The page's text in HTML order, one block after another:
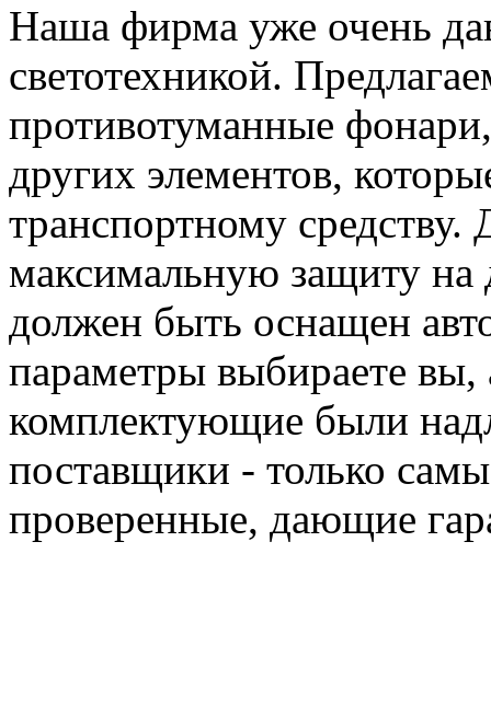
Наша фирма уже очень
светотехникой.
противотуманные
других элементов,
транспортному средству.
максимальную защиту на
должен быть оснащен
параметры выбираете
комплектующие были
поставщики - только
проверенные, дающие